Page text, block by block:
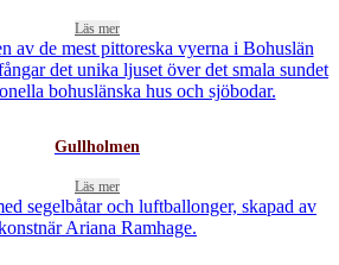
Läs mer
Gullholmen
Läs mer